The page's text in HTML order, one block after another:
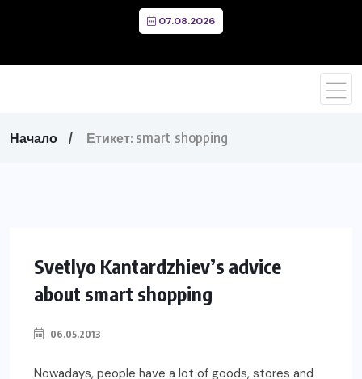
07.08.2026
Начало Етикет: smart shopping
Svetlyo Kantardzhiev’s advice
about smart shopping
06.05.2013
Nowadays, people have a lot of goods, stores and